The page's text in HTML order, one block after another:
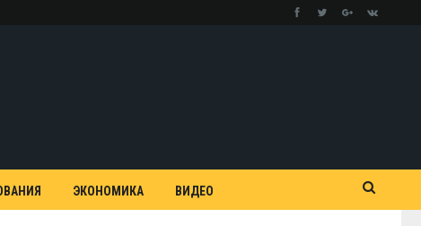
ЭКОНОМИКА ВИДЕО